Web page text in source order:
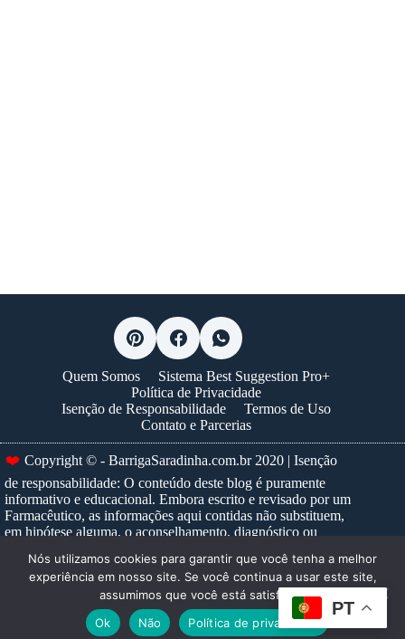
Quem Somos
Sistema Best Suggestion Pro+
Política de Privacidade
Isenção de Responsabilidade
Termos de Uso
Contato e Parcerias
❤️ Copyright © - BarrigaSaradinha.com.br 2020 | Isenção
de responsabilidade: O conteúdo deste blog é puramente
informativo e educacional. Embora escrito e revisado por um
Farmacêutico, as informações aqui contidas não substituem,
em hipótese alguma, o aconselhamento, diagnóstico ou
médico ou adie a busca por um, devido a algo que tenha lido
neste site. Para prescrições e tratamentos específicos,
consulte sempre um profissional de saúde habilitado.Saiba
PT
Nós utilizamos cookies para garantir que você tenha a melhor
experiência em nosso site. Se você continua a usar este site,
assumimos que você está satisfeito.
Ok
Não Política de privacidade